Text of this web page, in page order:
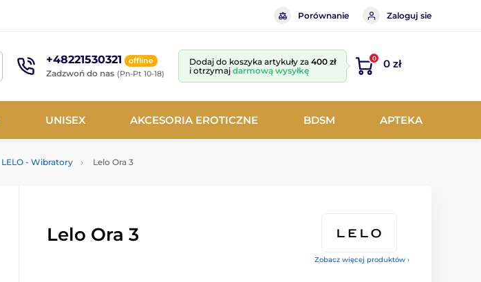
Porównanie Zaloguj sie
+48221530321 offline
Zadzwoń do nas (Pn-Pt 10-18)
Dodaj do koszyka artykuły za 400 zł
i otrzymaj darmową wysyłkę
0 0 zł
UNISEX AKCESORIA EROTICZNE BDSM APTEKA
LELO - Wibratory Lelo Ora 3
Zobacz więcej produktów ›
Lelo Ora 3